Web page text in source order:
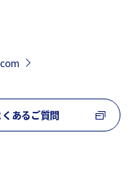
くあるご質問